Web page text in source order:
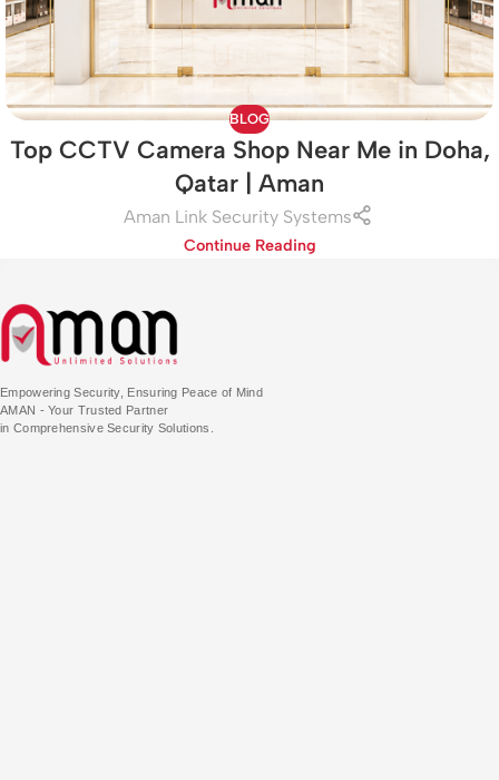
BLOG
Top CCTV Camera Shop Near Me in Doha,
Qatar | Aman
Aman Link Security Systems
Continue Reading
Empowering Security, Ensuring Peace of Mind
AMAN - Your Trusted Partner
in Comprehensive Security Solutions.